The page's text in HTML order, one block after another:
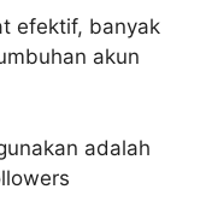
efektif, banyak
akun
adalah